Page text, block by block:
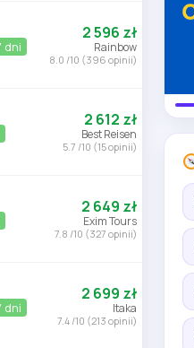
dni
2 596 zł
Rainbow
8.0 /10 (396 opinii)
2 612 zł
Best Reisen
5.7 /10 (15 opinii)
2 649 zł
Exim Tours
7.8 /10 (327 opinii)
dni
2 699 zł
Itaka
7.4 /10 (213 opinii)